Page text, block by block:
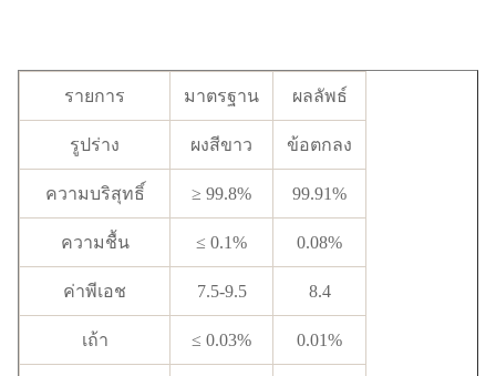
รายการ มาตรฐาน ผลลัพธ์
รูปร่าง ผงสีขาว ข้อตกลง
ความบริสุทธิ์ ≥ 99.8% 99.91%
ความชื้น ≤ 0.1% 0.08%
ค่าพีเอช 7.5-9.5 8.4
เถ้า ≤ 0.03% 0.01%